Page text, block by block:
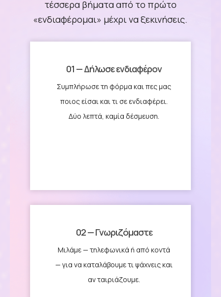
τέσσερα βήματα από το πρώτο
«ενδιαφέρομαι» μέχρι να ξεκινήσεις.
01 — Δήλωσε ενδιαφέρον
Συμπλήρωσε τη φόρμα και πες μας
ποιος είσαι και τι σε ενδιαφέρει.
Δύο λεπτά, καμία δέσμευση.
02 — Γνωριζόμαστε
Μιλάμε — τηλεφωνικά ή από κοντά
— για να καταλάβουμε τι ψάχνεις και
αν ταιριάζουμε.